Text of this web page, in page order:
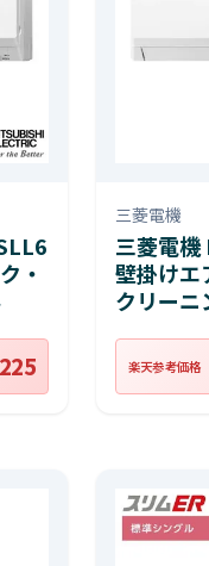
・
三菱電機
三菱電
壁掛けエ
クリーニ
楽天参考価格